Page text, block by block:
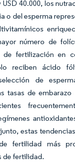
USD 40.000, los
o del esperma
número de
de fertilización en
reciben ácido
de
tasas de embarazo
estas
fertilidad más
de fertilidad.